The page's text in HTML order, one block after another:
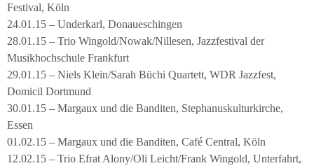
Festival, Köln
24.01.15 – Underkarl, Donaueschingen
28.01.15 – Trio Wingold/Nowak/Nillesen, Jazzfestival der
Musikhochschule Frankfurt
29.01.15 – Niels Klein/Sarah Büchi Quartett, WDR Jazzfest,
Domicil Dortmund
30.01.15 – Margaux und die Banditen, Stephanuskulturkirche,
Essen
01.02.15 – Margaux und die Banditen, Café Central, Köln
12.02.15 – Trio Efrat Alony/Oli Leicht/Frank Wingold, Unterfahrt,